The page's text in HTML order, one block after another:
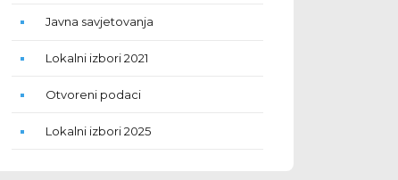
Javna savjetovanja
Lokalni izbori 2021
Otvoreni podaci
Lokalni izbori 2025